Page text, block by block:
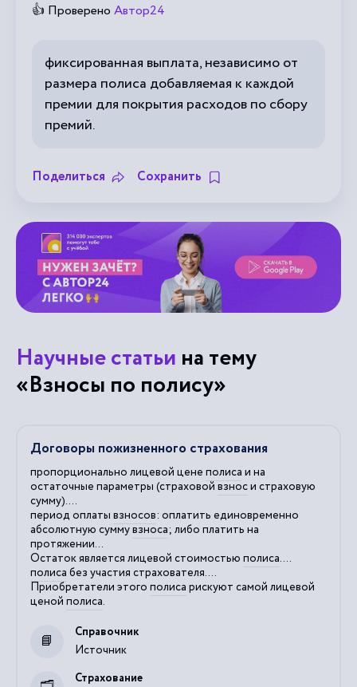
👍 Проверено Автор24
фиксированная выплата, независимо от
размера полиса добавляемая к каждой
премии для покрытия расходов по сбору
премий.
Поделиться Сохранить
Научные статьи на тему
«Взносы по полису»
Договоры пожизненного страхования
пропорционально лицевой цене полиса и на
остаточные параметры (страховойвзноси страховую
сумму)....
период оплаты взносов: оплатить единовременно
абсолютную суммувзноса; либо платить на
протяжении...
Остаток является лицевой стоимостью полиса....
полиса без участия страхователя....
Приобретатели этого полиса рискуют самой лицевой
ценой полиса.
Источник
Справочник
Страхование